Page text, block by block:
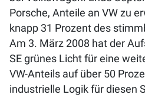
Porsche, Anteile an VW zu
knapp 31 Prozent des
Am 3. März 2008 hat der
SE grünes Licht für eine
VW-Anteils auf über 50
industrielle Logik für diesen